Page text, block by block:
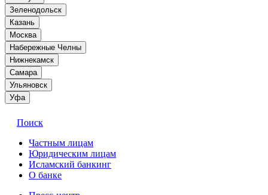
Зеленодольск
Казань
Москва
Набережные Челны
Нижнекамск
Самара
Ульяновск
Уфа
Поиск
Частным лицам
Юридическим лицам
Исламский банкинг
О банке